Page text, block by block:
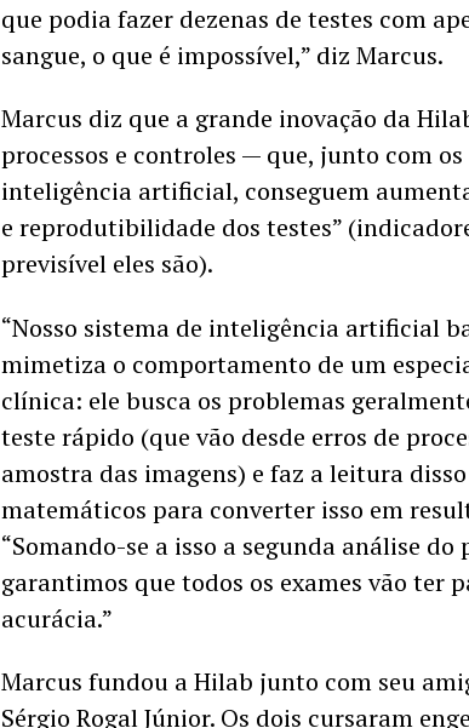
que podia fazer dezenas de testes com
sangue, o que é impossível,” diz Marcus.
Marcus diz que a grande inovação da
processos e controles — que, junto com
inteligência artificial, conseguem
e reprodutibilidade dos testes”
previsível eles são).
“Nosso sistema de inteligência artificial
mimetiza o comportamento de um
clínica: ele busca os problemas
teste rápido (que vão desde erros de
amostra das imagens) e faz a leitura
matemáticos para converter isso em
“Somando-se a isso a segunda análise do
garantimos que todos os exames vão ter
acurácia.”
Marcus fundou a Hilab junto com seu
Sérgio Rogal Júnior. Os dois cursaram